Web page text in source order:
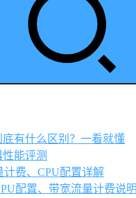
有什么区别？一看就懂
能评测
计费、CPU配置详解
配置、带宽流量计费说明